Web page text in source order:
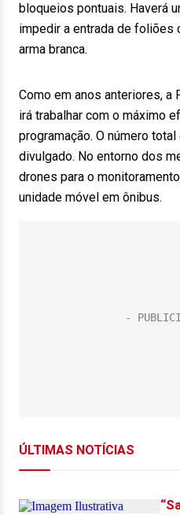
bloqueios pontuais. Haverá
impedir a entrada de foliões
arma branca.
Como em anos anteriores, a
irá trabalhar com o máximo
programação. O número
divulgado. No entorno dos
drones para o
unidade móvel em ônibus.